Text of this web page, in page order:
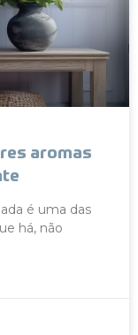
aromas
é uma das
há, não